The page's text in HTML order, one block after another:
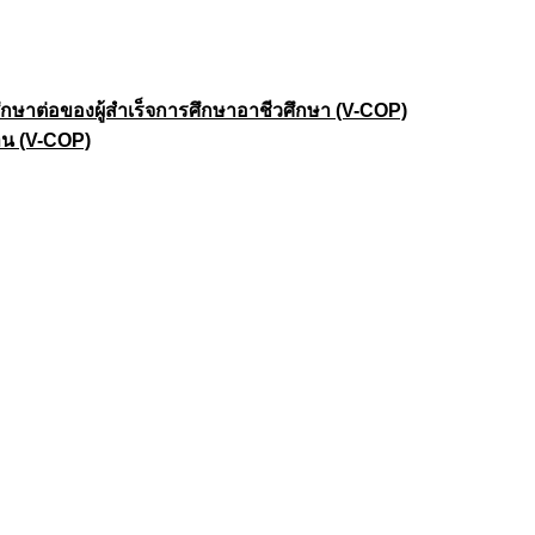
าต่อของผู้สำเร็จการศึกษาอาชีวศึกษา (V-COP)
(V-COP)